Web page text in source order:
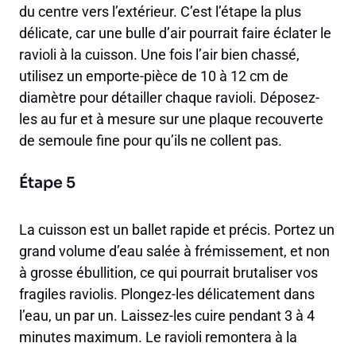
du centre vers l’extérieur. C’est l’étape la plus
délicate, car une bulle d’air pourrait faire éclater le
ravioli à la cuisson. Une fois l’air bien chassé,
utilisez un emporte-pièce de 10 à 12 cm de
diamètre pour détailler chaque ravioli. Déposez-
les au fur et à mesure sur une plaque recouverte
de semoule fine pour qu’ils ne collent pas.
Étape 5
La cuisson est un ballet rapide et précis. Portez un
grand volume d’eau salée à frémissement, et non
à grosse ébullition, ce qui pourrait brutaliser vos
fragiles raviolis. Plongez-les délicatement dans
l’eau, un par un. Laissez-les cuire pendant 3 à 4
minutes maximum. Le ravioli remontera à la